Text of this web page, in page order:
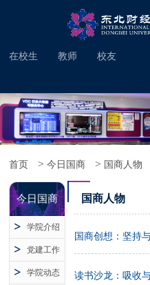
在校生 教师 校友
首页 >今日国商 > 国商人物
今日国商
学院介绍
党建工作
学院动态
国商人物
国商创想：坚持
读书沙龙：吸收